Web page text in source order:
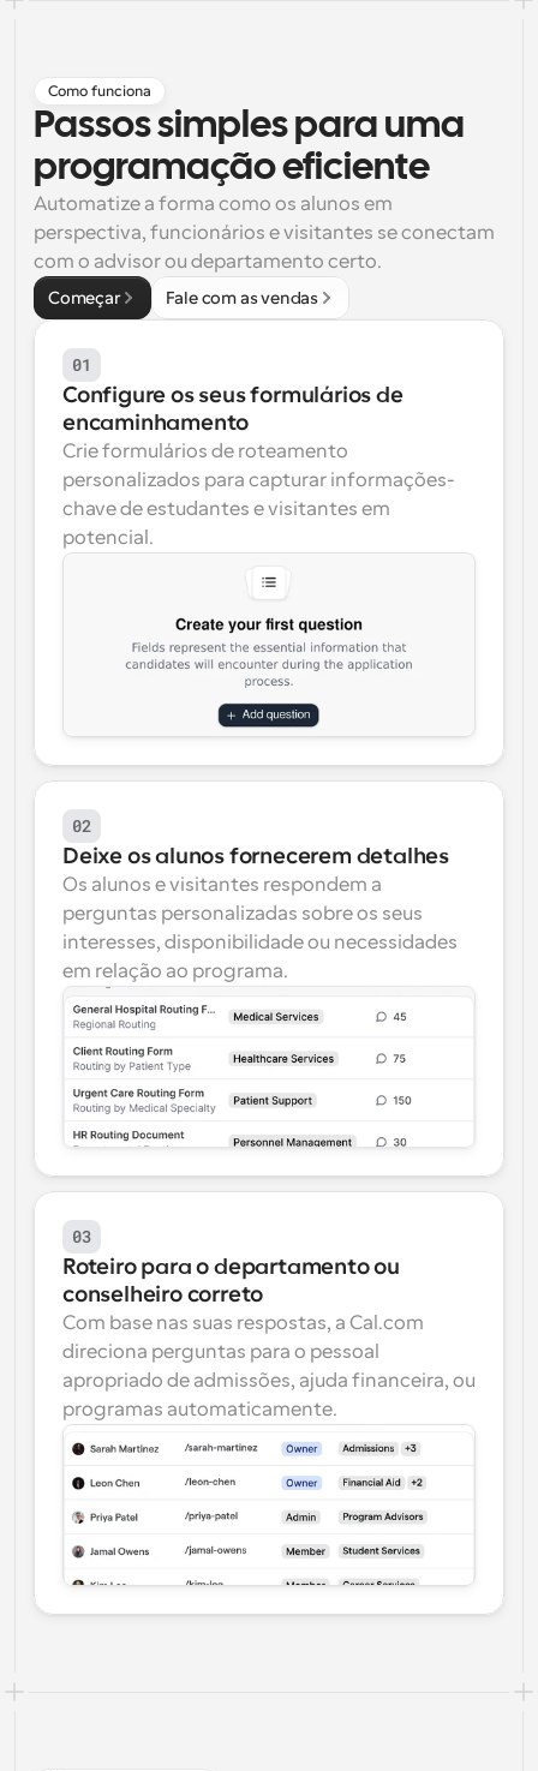
Agendamento potenciado com chamadas
impulsionadas por IA
Blogue
Mantenha-se atualizado com as últimas notícias e
atualizações
Reuniões Instantâneas
Reunião com clientes em minutos
Links de Grupo Dinâmico
Agende reuniões de forma fluida com várias pessoas
Webhooks
Receba notificações quando algo acontecer
Como funciona
Passos simples para uma
programação eficiente
Automatize a forma como os alunos em
perspectiva, funcionários e visitantes se conectam
com o advisor ou departamento certo.
Começar Fale com as vendas
01
Configure os seus formulários de
encaminhamento
Crie formulários de roteamento
personalizados para capturar informações-
chave de estudantes e visitantes em
potencial.
02
Deixe os alunos fornecerem detalhes
Os alunos e visitantes respondem a
perguntas personalizadas sobre os seus
interesses, disponibilidade ou necessidades
em relação ao programa.
03
Roteiro para o departamento ou
conselheiro correto
Com base nas suas respostas, a Cal.com
direciona perguntas para o pessoal
apropriado de admissões, ajuda financeira, ou
programas automaticamente.